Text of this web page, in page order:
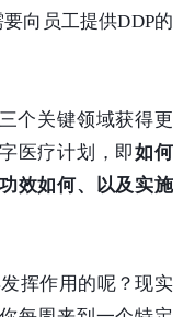
向员工提供DDP的
个关键领域获得更
医疗计划，即如何
效如何、以及实施
挥作用的呢？现实